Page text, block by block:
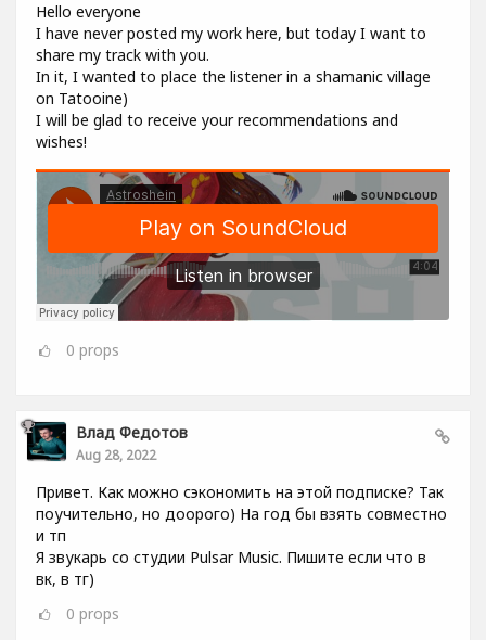
Hello everyone
I have never posted my work here, but today I want to
share my track with you.
In it, I wanted to place the listener in a shamanic village
on Tatooine)
I will be glad to receive your recommendations and
wishes!
0 props
Влад Федотов
Aug 28, 2022
Привет. Как можно сэкономить на этой подписке? Так
поучительно, но доорого) На год бы взять совместно
и тп
Я звукарь со студии Pulsar Music. Пишите если что в
вк, в тг)
0 props